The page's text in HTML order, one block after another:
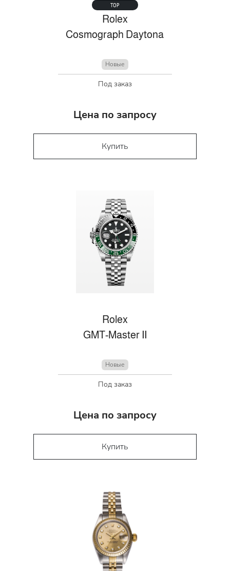
TOP
Rolex
Cosmograph Daytona
Новые
Под заказ
Цена по запросу
Купить
Rolex
GMT-Master II
Новые
Под заказ
Цена по запросу
Купить